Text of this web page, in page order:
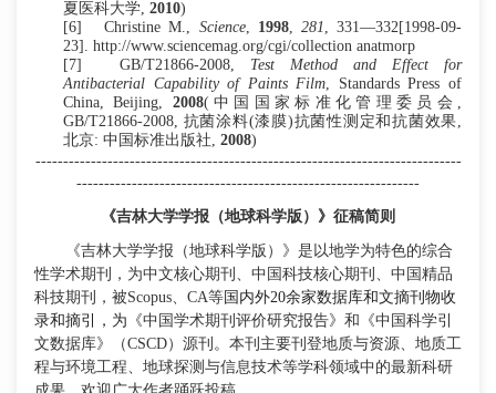
夏医科大学, 2010)
[6]
Christine M., Science, 1998, 281, 331—332[1998-09-
23]. http://www.sciencemag.org/cgi/collection anatmorp
[7]
GB/T21866-2008, Test Method and Effect for
Antibacterial Capability of Paints Film, Standards Press of
China, Beijing, 2008(中国国家标准化管理委员会,
GB/T21866-2008, 抗菌涂料(漆膜)抗菌性测定和抗菌效果,
北京: 中国标准出版社, 2008)
-----------------------------------------------------------------------------
--------------------------------------------------------------
《吉林大学学报（地球科学版）》征稿简则
《吉林大学学报（地球科学版）》是以地学为特色的综合
性学术期刊， 为中文核心期刊、中国科技核心期刊、中国精品
科技期刊
， 被Scopus、 CA等 国内外20余家数据库和文摘刊物收
录和摘引
，为 《中国学术期刊评价研究报告》和《中国科学引
文数据库》
（CSCD） 源刊 。 本刊主要刊登地质与资源、地质工
程与环境工程、地球探测与信息技术等学科领域中的最新科研